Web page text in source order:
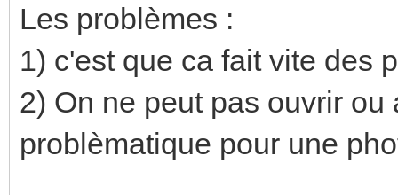
Les problèmes :
1) c'est que ca fait vite des
2) On ne peut pas ouvrir
problèmatique pour une